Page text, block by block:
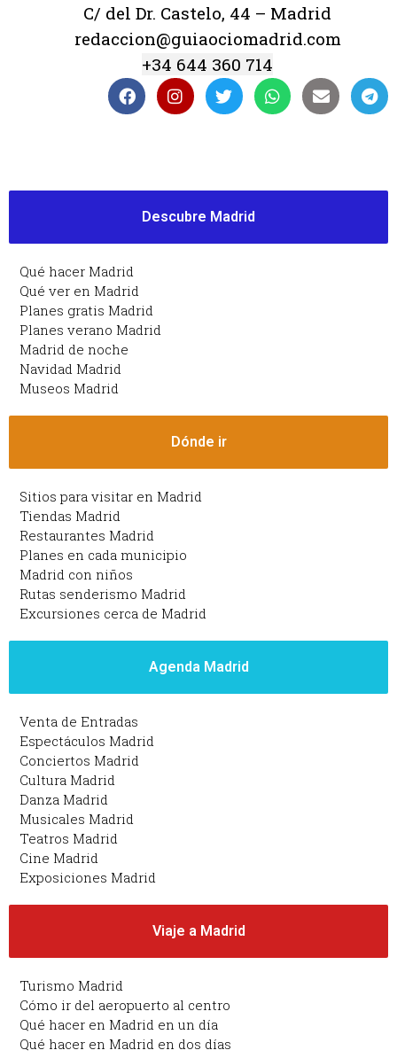
C/ del Dr. Castelo, 44 – Madrid
redaccion@guiaociomadrid.com
+34 644 360 714
Descubre Madrid
Qué hacer Madrid
Qué ver en Madrid
Planes gratis Madrid
Planes verano Madrid
Madrid de noche
Navidad Madrid
Museos Madrid
Dónde ir
Sitios para visitar en Madrid
Tiendas Madrid
Restaurantes Madrid
Planes en cada municipio
Madrid con niños
Rutas senderismo Madrid
Excursiones cerca de Madrid
Agenda Madrid
Venta de Entradas
Espectáculos Madrid
Conciertos Madrid
Cultura Madrid
Danza Madrid
Musicales Madrid
Teatros Madrid
Cine Madrid
Exposiciones Madrid
Viaje a Madrid
Turismo Madrid
Cómo ir del aeropuerto al centro
Qué hacer en Madrid en un día
Qué hacer en Madrid en dos días